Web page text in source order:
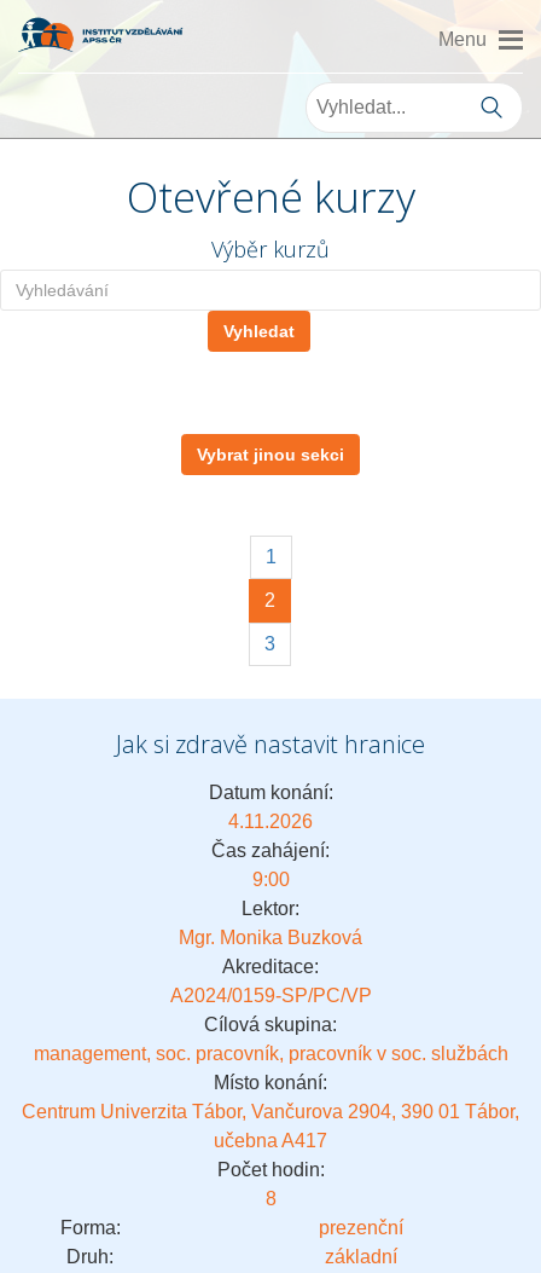
Otevřené kurzy
Výběr kurzů
Vybrat jinou sekci
1
2
3
Jak si zdravě nastavit hranice
Datum konání:
4.11.2026
Čas zahájení:
9:00
Lektor:
Mgr. Monika Buzková
Akreditace:
A2024/0159-SP/PC/VP
Cílová skupina:
management, soc. pracovník, pracovník v soc. službách
Místo konání:
Centrum Univerzita Tábor, Vančurova 2904, 390 01 Tábor,
učebna A417
Počet hodin:
8
Forma:
prezenční
Druh:
základní